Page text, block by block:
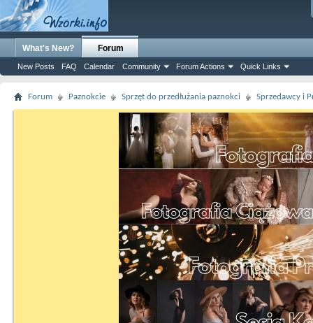
What's New? Forum
New Posts FAQ Calendar Community Forum Actions Quick Links
Forum Paznokcie Sprzęt do przedłużania paznokci Sprzedawcy i